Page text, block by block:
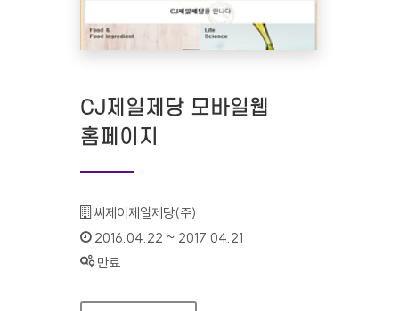
CJ제일제당 모바일웹
홈페이지
기관명 :
씨제이제일제당(주)
인증기간 :
2016.04.22 ~ 2017.04.21
상태 :
만료